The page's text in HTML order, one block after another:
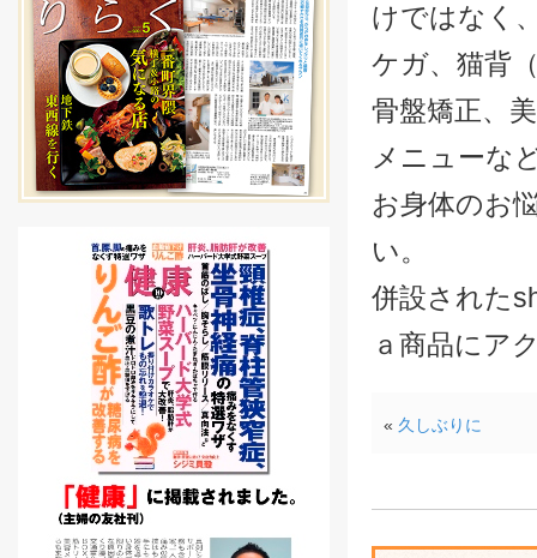
けではなく
ケガ、猫背
骨盤矯正、
メニューな
お身体のお
い。
併設された
ａ商品にア
« 久しぶりに